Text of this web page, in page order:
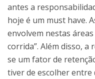
antes a
hoje é um must have.
envolvem nestas
corrida”. Além disso,
se um fator de
tiver de escolher entre